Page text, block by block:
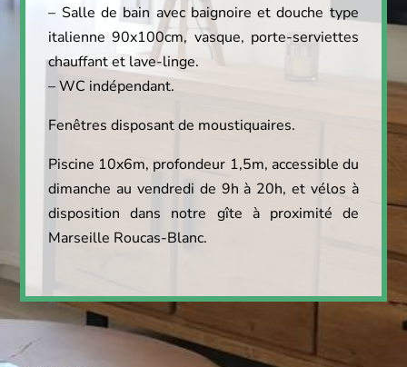
– Salle de bain avec baignoire et douche type
italienne 90x100cm, vasque, porte-serviettes
chauffant et lave-linge.
– WC indépendant.
Fenêtres disposant de moustiquaires.
Piscine 10x6m, profondeur 1,5m, accessible du
dimanche au vendredi de 9h à 20h, et vélos à
disposition dans notre gîte à proximité de
Marseille Roucas-Blanc.